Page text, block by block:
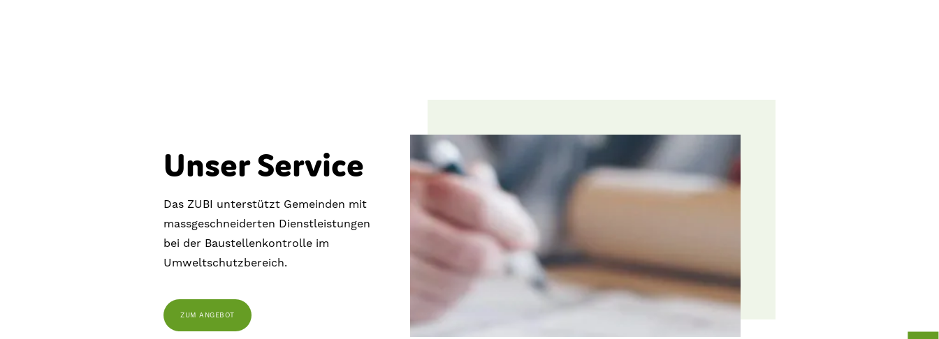
Unser Service
Das ZUBI unterstützt Gemeinden mit
massgeschneiderten Dienstleistungen
bei der Baustellenkontrolle im
Umweltschutzbereich.
ZUM ANGEBOT